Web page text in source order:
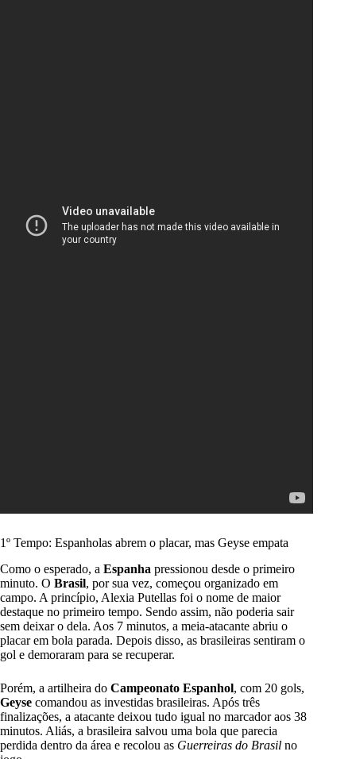
1º Tempo: Espanholas abrem o placar, mas Geyse empata
Como o esperado, a Espanha pressionou desde o primeiro
minuto. O Brasil, por sua vez, começou organizado em
campo. A princípio, Alexia Putellas foi o nome de maior
destaque no primeiro tempo. Sendo assim, não poderia sair
sem deixar o dela. Aos 7 minutos, a meia-atacante abriu o
placar em bola parada. Depois disso, as brasileiras sentiram o
gol e demoraram para se recuperar.
Porém, a artilheira do Campeonato Espanhol, com 20 gols,
Geyse comandou as investidas brasileiras. Após três
finalizações, a atacante deixou tudo igual no marcador aos 38
minutos. Aliás, a brasileira salvou uma bola que parecia
perdida dentro da área e recolou as Guerreiras do Brasil no